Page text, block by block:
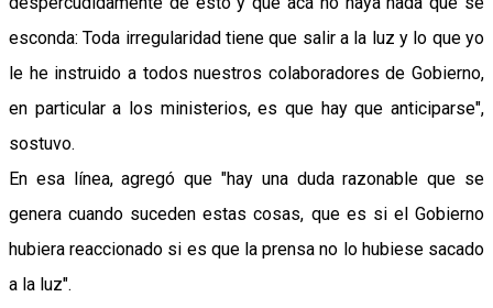
esconda: Toda irregularidad tiene que salir a la luz y lo que yo
le he instruido a todos nuestros colaboradores de Gobierno,
en particular a los ministerios, es que hay que anticiparse",
sostuvo.
En esa línea, agregó que "hay una duda razonable que se
genera cuando suceden estas cosas, que es si el Gobierno
hubiera reaccionado si es que la prensa no lo hubiese sacado
a la luz".